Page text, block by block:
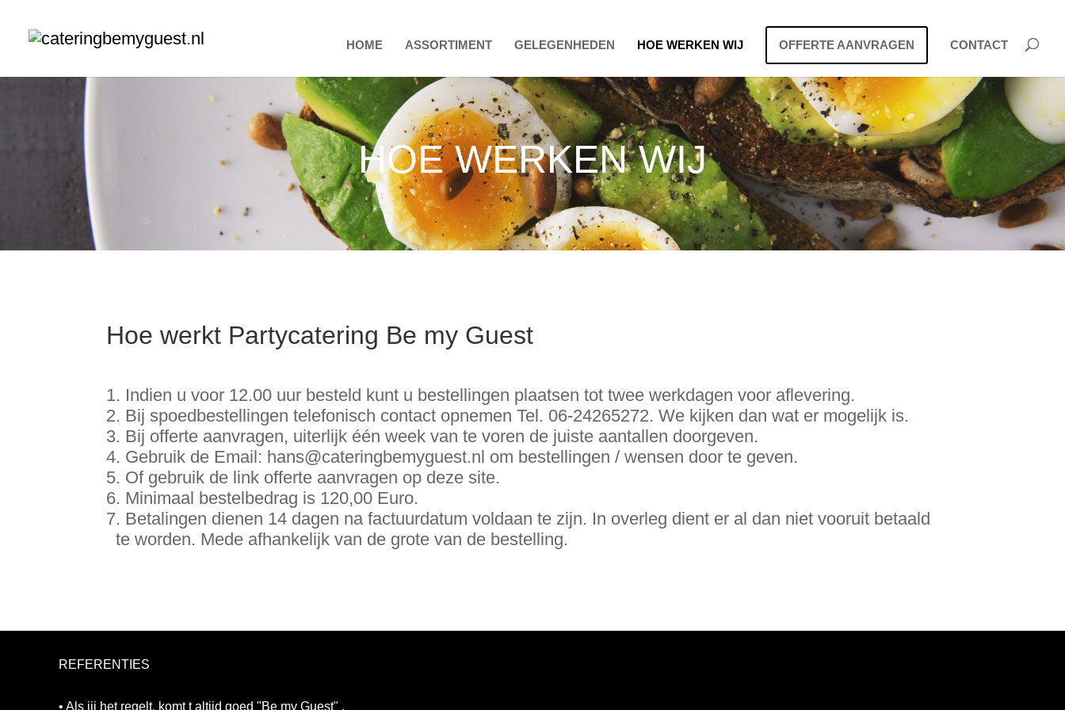
HOME ASSORTIMENT GELEGENHEDEN HOE WERKEN WIJ OFFERTE AANVRAGEN CONTACT
HOE WERKEN WIJ
Hoe werkt Partycatering Be my Guest
Indien u voor 12.00 uur besteld kunt u bestellingen plaatsen tot twee werkdagen voor aflevering.
Bij spoedbestellingen telefonisch contact opnemen Tel. 06-24265272. We kijken dan wat er mogelijk is.
Bij offerte aanvragen, uiterlijk één week van te voren de juiste aantallen doorgeven.
Gebruik de Email: hans@cateringbemyguest.nl om bestellingen / wensen door te geven.
Of gebruik de link offerte aanvragen op deze site.
Minimaal bestelbedrag is 120,00 Euro.
Betalingen dienen 14 dagen na factuurdatum voldaan te zijn. In overleg dient er al dan niet vooruit betaald
te worden. Mede afhankelijk van de grote van de bestelling.
REFERENTIES
• Als jij het regelt, komt t altijd goed "Be my Guest" .